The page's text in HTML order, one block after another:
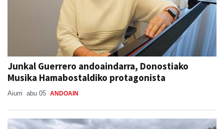
Junkal Guerrero andoaindarra, Donostiako
Musika Hamabostaldiko protagonista
Aiurri abu 05 ANDOAIN